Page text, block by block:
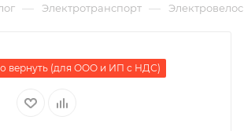
— Электротранспорт —
вернуть (для ООО и ИП с НДС)